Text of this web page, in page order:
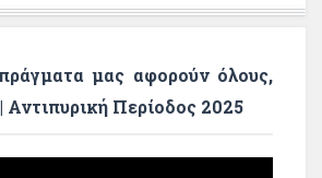
μας αφορούν όλους,
Αντιπυρική Περίοδος 2025